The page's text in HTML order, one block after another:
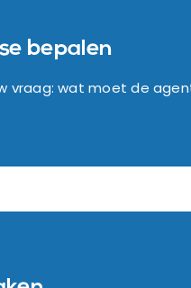
bepalen
vraag: wat moet de